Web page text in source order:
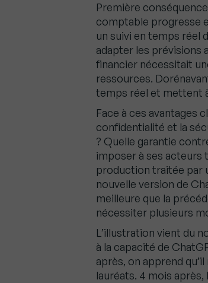
Première
comptable progresse
un suivi en temps réel
adapter les prévisions
financier nécessitait
ressources.
temps réel et mettent
Face à ces avantages
confidentialité et la
? Quelle garantie
imposer à ses acteurs
production traitée par
nouvelle version de
meilleure que la
nécessiter plusieurs
L’illustration vient du
à la capacité de
après, on apprend
lauréats. 4 mois